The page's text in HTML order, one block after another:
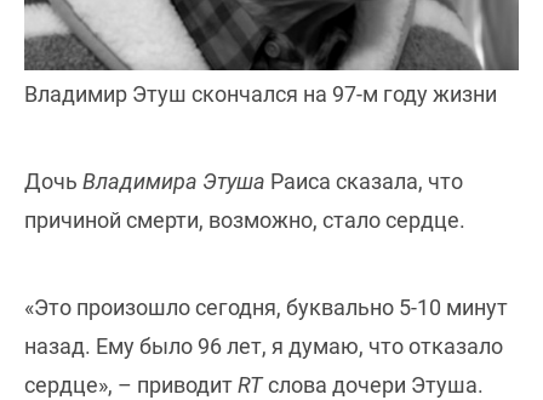
Владимир Этуш скончался на 97-м году жизни
Дочь Владимира Этуша Раиса сказала, что
причиной смерти, возможно, стало сердце.
«Это произошло сегодня, буквально 5-10 минут
назад. Ему было 96 лет, я думаю, что отказало
сердце», – приводитRTслова дочери Этуша.